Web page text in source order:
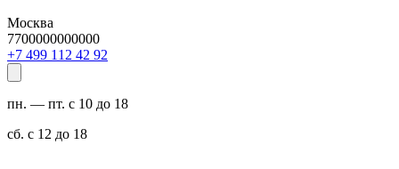
Москва
7700000000000
29 24 211 994 7+
пн. — пт. с 10 до 18
сб. с 12 до 18